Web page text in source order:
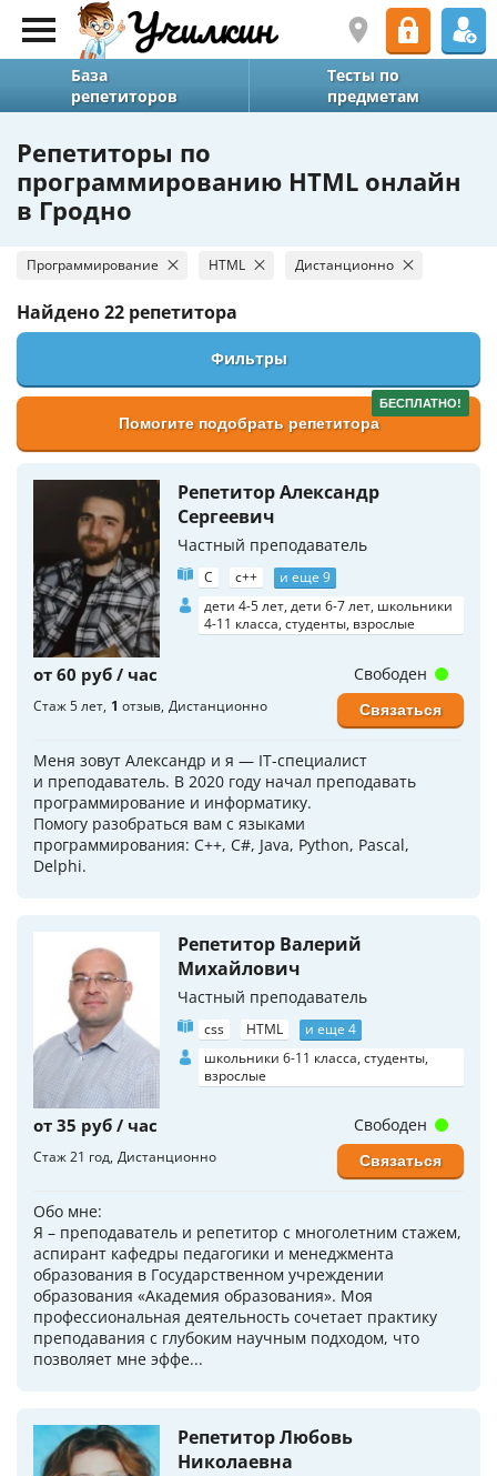
База
репетиторов
Тесты по
предметам
Репетиторы по
программированию HTML онлайн
в Гродно
Программирование HTML Дистанционно
Найдено22 репетитора
Фильтры
БЕСПЛАТНО!
Помогите подобрать репетитора
Репетитор Александр
Сергеевич
Частный преподаватель
C c++
и еще 9
дети 4-5 лет, дети 6-7 лет, школьники
4-11 класса, студенты, взрослые
от 60 руб / час
Стаж 5 лет 1 отзыв Дистанционно
Меня зовут Александр и я — IT-специалист
и преподаватель. В 2020 году начал преподавать
программирование и информатику.
Помогу разобраться вам с языками
программирования: С++, C#, Java, Python, Pascal,
Delphi.
Свободен
Связаться
Репетитор Валерий
Михайлович
Частный преподаватель
css HTML
и еще 4
школьники 6-11 класса, студенты,
взрослые
от 35 руб / час
Стаж 21 год Дистанционно
Обо мне:
Я – преподаватель и репетитор с многолетним стажем,
аспирант кафедры педагогики и менеджмента
образования в Государственном учреждении
образования «Академия образования». Моя
профессиональная деятельность сочетает практику
преподавания с глубоким научным подходом, что
позволяет мне эффе...
Свободен
Связаться
Репетитор Любовь
Николаевна